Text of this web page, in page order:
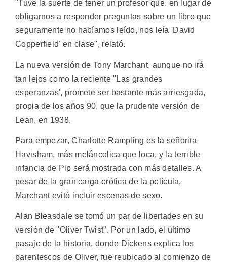
"Tuve la suerte de tener un profesor que, en lugar de
obligarnos a responder preguntas sobre un libro que
seguramente no habíamos leído, nos leía 'David
Copperfield' en clase", relató.
La nueva versión de Tony Marchant, aunque no irá
tan lejos como la reciente "Las grandes
esperanzas', promete ser bastante más arriesgada,
propia de los años 90, que la prudente versión de
Lean, en 1938.
Para empezar, Charlotte Rampling es la señorita
Havisham, más meláncolica que loca, y la terrible
infancia de Pip será mostrada con más detalles. A
pesar de la gran carga erótica de la película,
Marchant evitó incluir escenas de sexo.
Alan Bleasdale se tomó un par de libertades en su
versión de "Oliver Twist". Por un lado, el último
pasaje de la historia, donde Dickens explica los
parentescos de Oliver, fue reubicado al comienzo de